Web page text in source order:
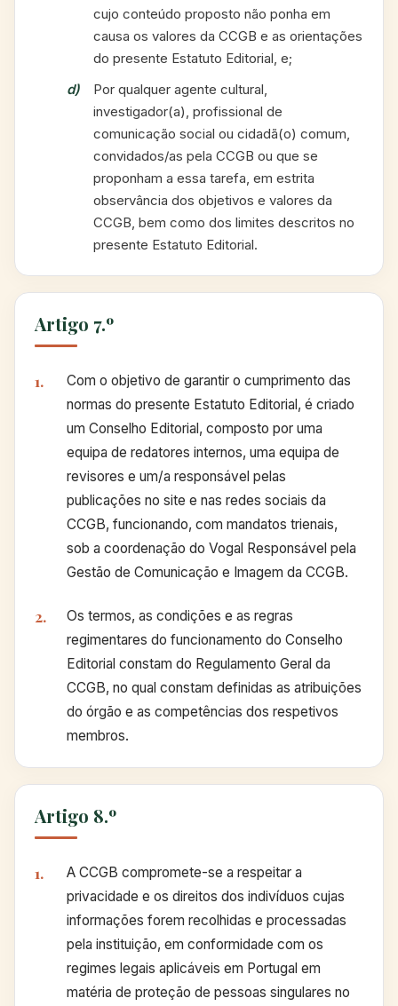
cujo conteúdo proposto não ponha em
causa os valores da CCGB e as orientações
do presente Estatuto Editorial, e;
Por qualquer agente cultural,
investigador(a), profissional de
comunicação social ou cidadã(o) comum,
convidados/as pela CCGB ou que se
proponham a essa tarefa, em estrita
observância dos objetivos e valores da
CCGB, bem como dos limites descritos no
presente Estatuto Editorial.
Artigo 7.º
Com o objetivo de garantir o cumprimento das
normas do presente Estatuto Editorial, é criado
um Conselho Editorial, composto por uma
equipa de redatores internos, uma equipa de
revisores e um/a responsável pelas
publicações no site e nas redes sociais da
CCGB, funcionando, com mandatos trienais,
sob a coordenação do Vogal Responsável pela
Gestão de Comunicação e Imagem da CCGB.
Os termos, as condições e as regras
regimentares do funcionamento do Conselho
Editorial constam do Regulamento Geral da
CCGB, no qual constam definidas as atribuições
do órgão e as competências dos respetivos
membros.
Artigo 8.º
A CCGB compromete-se a respeitar a
privacidade e os direitos dos indivíduos cujas
informações forem recolhidas e processadas
pela instituição, em conformidade com os
regimes legais aplicáveis em Portugal em
matéria de proteção de pessoas singulares no